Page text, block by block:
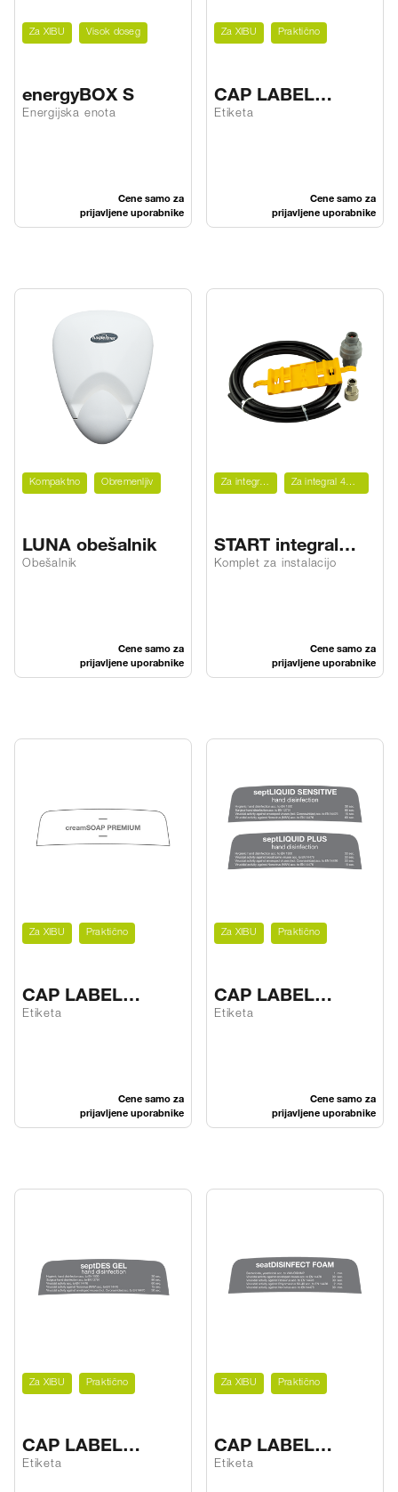
Za XIBU Visok doseg
energyBOX S
Energijska enota
Cene samo za
prijavljene uporabnike
Za XIBU Praktično
CAP LABEL
handCREAM PURE
Etiketa
Cene samo za
prijavljene uporabnike
Kompaktno Obremenljiv
LUNA obešalnik
Obešalnik
Cene samo za
prijavljene uporabnike
Za integral 2GO Za integral 4PURE/MIX
START integral
2GO/4PM
Komplet za instalacijo
Cene samo za
prijavljene uporabnike
Za XIBU Praktično
CAP LABEL
creamSOAP
Etiketa
Cene samo za
prijavljene uporabnike
Za XIBU Praktično
CAP LABEL
septLIQUID
Etiketa
Cene samo za
prijavljene uporabnike
Za XIBU Praktično
CAP LABEL
septDES GEL
Etiketa
Za XIBU Praktično
CAP LABEL
seatDISINFECT
Etiketa